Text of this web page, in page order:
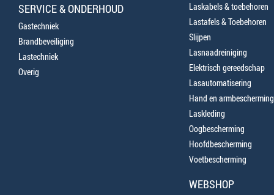
SERVICE & ONDERHOUD
Gastechniek
Brandbeveiliging
Lastechniek
Overig
Laskabels & toebehoren
Lastafels & Toebehoren
Slijpen
Lasnaadreiniging
Elektrisch gereedschap
Lasautomatisering
Hand en armbescherming
Laskleding
Oogbescherming
Hoofdbescherming
Voetbescherming
WEBSHOP